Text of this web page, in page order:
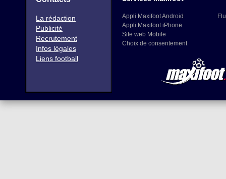
La rédaction
Publicité
Recrutement
Infos légales
Liens football
Appli Maxifoot Android
Appli Maxifoot iPhone
Site web Mobile
Choix de consentement